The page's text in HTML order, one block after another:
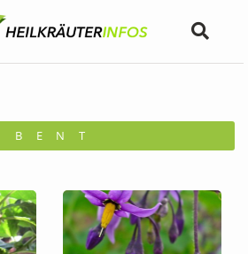
B E N T